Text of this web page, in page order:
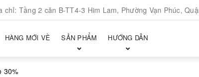
chỉ: Tầng 2 căn B-TT4-3 Him Lam, Phường Vạn Phúc,
HÀNG MỚI VỀ SẢN PHẨM HƯỚNG DẪN
30%